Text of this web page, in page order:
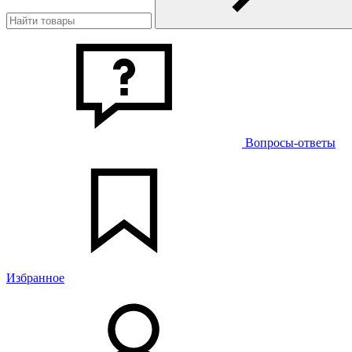
Вопросы-ответы
Избранное